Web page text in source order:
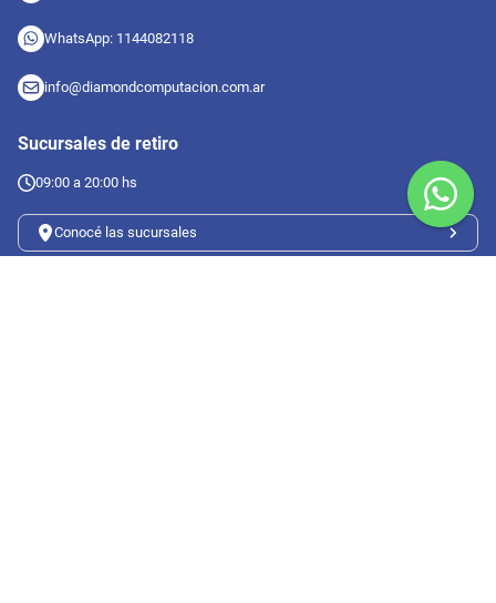
WhatsApp: 1144082118
info@diamondcomputacion.com.ar
Sucursales de retiro
09:00 a 20:00 hs
Conocé las sucursales